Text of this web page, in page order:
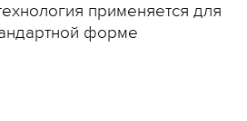
применяется для
форме